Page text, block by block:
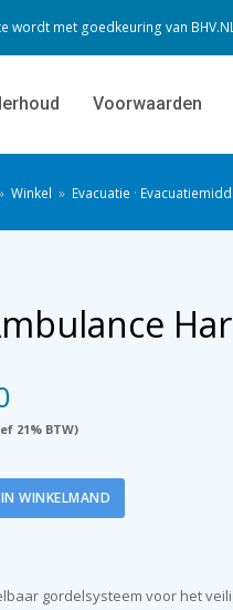
wordt met goedkeuring van
Voorwaarden
Winkel » Evacuatie ·
21% BTW)
IN WINKELMAND
gordelsysteem voor het